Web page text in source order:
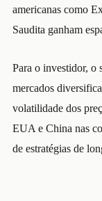
americanas como
Saudita ganham
Para o investidor, o
mercados
volatilidade dos
EUA e China nas
de estratégias de